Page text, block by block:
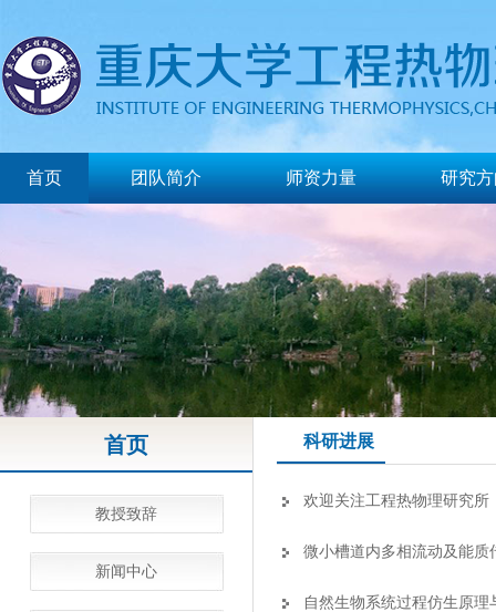
首页 团队简介 师资力量 研究
首页
教授致辞
新闻中心
科研进展
欢迎关注工程热物理研究所
微小槽道内多相流动及能质
自然生物系统过程仿生原理